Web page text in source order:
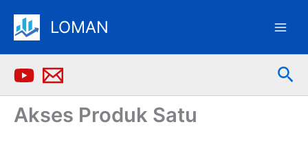
content
LOMAN
Akses Produk Satu